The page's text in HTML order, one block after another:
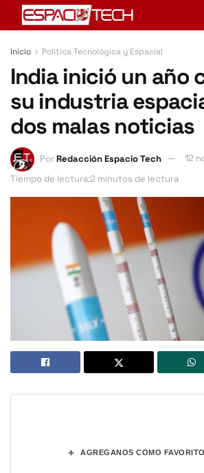
Inicio Politica Tecnológica y Espacial
India inició un año
su industria
dos malas noticias
PorRedacción Espacio Tech
12
Tiempo de lectura:2 minutos de lectura
+ AGREGANOS COMO